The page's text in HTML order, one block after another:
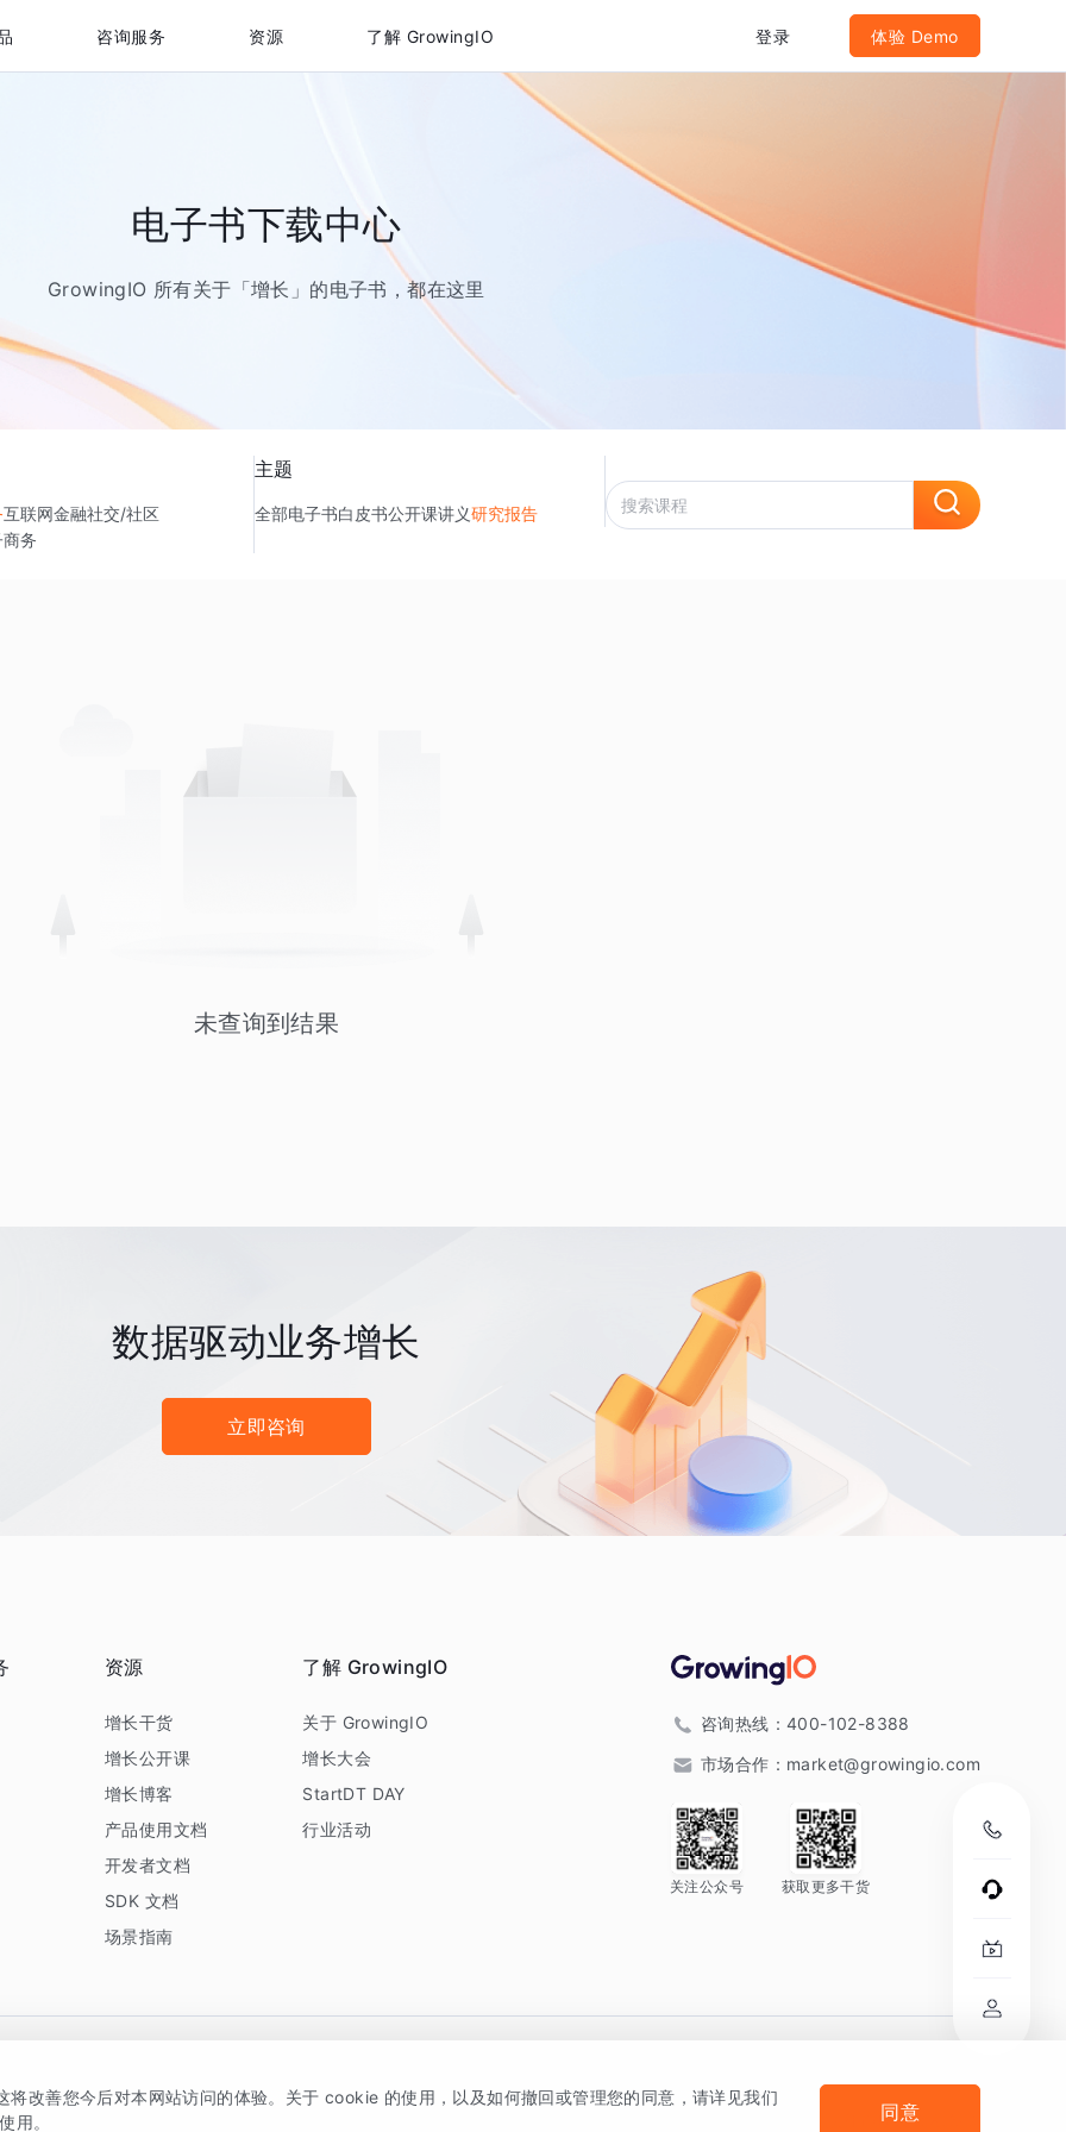
咨询服务 资源 了解 GrowingIO 登录 体验 Demo
电子书下载中心
GrowingIO 所有关于「增长」的电子书，都在这里
互联网金融社交/社区
务
主题
全部电子书白皮书公开课讲义研究报告
未查询到结果
数据驱动业务增长
立即咨询
资源
增长干货
增长公开课
增长博客
产品使用文档
开发者文档
SDK 文档
场景指南
了解 GrowingIO
关于 GrowingIO
增长大会
StartDT DAY
行业活动
咨询热线： 400-102-8388
市场合作： market@growingio.com
关注公众号 获取更多干货
号 法律声明及隐私条款
改善您今后对本网站访问的体验。关于 cookie 的使用，以及如何撤回或管理您的同意，请详见我们
用。 同意